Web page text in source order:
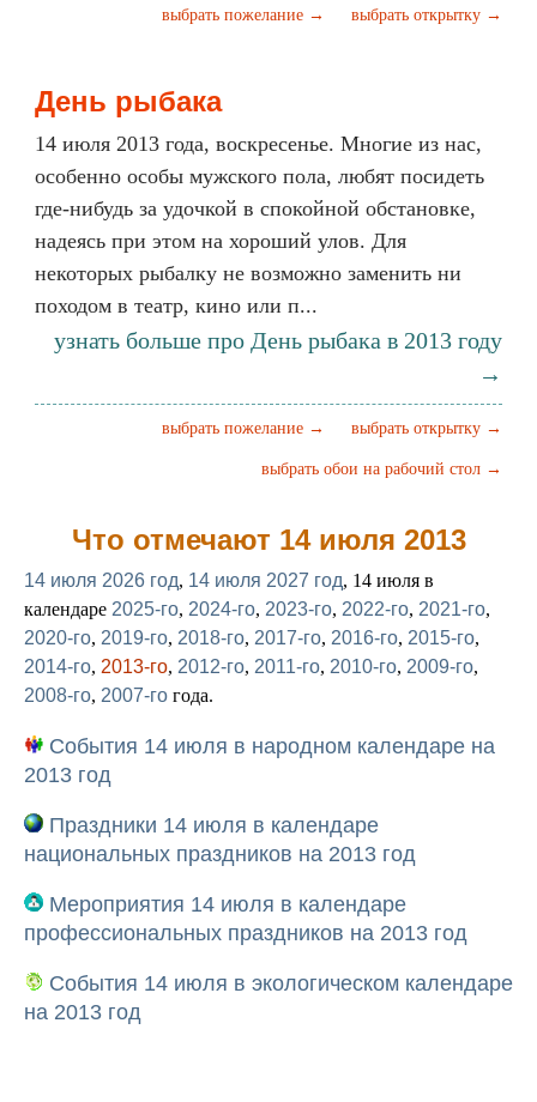
выбрать открытку →
выбрать пожелание →
День рыбака
14 июля 2013 года, воскресенье. Многие из нас,
особенно особы мужского пола, любят посидеть
где-нибудь за удочкой в спокойной обстановке,
надеясь при этом на хороший улов. Для
некоторых рыбалку не возможно заменить ни
походом в театр, кино или п...
узнать больше про День рыбака в 2013 году
→
выбрать открытку →
выбрать пожелание →
выбрать обои на рабочий стол →
Что отмечают 14 июля 2013
14 июля 2026 год, 14 июля 2027 год, 14 июля в
календаре 2025-го, 2024-го, 2023-го, 2022-го, 2021-го,
2020-го, 2019-го, 2018-го, 2017-го, 2016-го, 2015-го,
2014-го, 2013-го, 2012-го, 2011-го, 2010-го, 2009-го,
2008-го, 2007-го года.
События 14 июля в народном календаре на
2013 год
Праздники 14 июля в календаре
национальных праздников на 2013 год
Мероприятия 14 июля в календаре
профессиональных праздников на 2013 год
События 14 июля в экологическом календаре
на 2013 год